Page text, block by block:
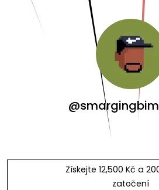
Získejte 12,500 Kč a
zatočení